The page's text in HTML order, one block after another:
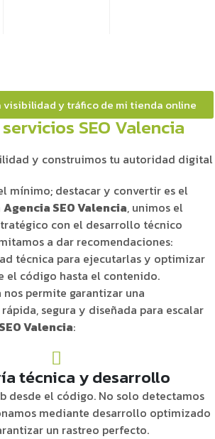
visibilidad y tráfico de mi tienda online
SEO Valencia
y construimos tu autoridad digital
mínimo; destacar y convertir es el
Agencia SEO Valencia, unimos el
con el desarrollo técnico
a dar recomendaciones:
técnica para ejecutarlas y optimizar
el código hasta el contenido.
permite garantizar una
segura y diseñada para escalar
Valencia:
técnica y desarrollo
desde el código. No solo detectamos
mediante desarrollo optimizado
un rastreo perfecto.